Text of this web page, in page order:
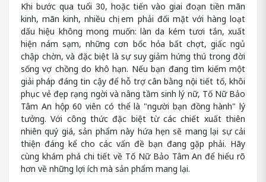
Khi bước qua tuổi 30, hoặc tiến vào giai đoạn tiền mãn
kinh, mãn kinh, nhiều chị em phải đối mặt với hàng loạt
dấu hiệu không mong muốn: làn da kém tươi tắn, xuất
hiện nám sạm, những cơn bốc hỏa bất chợt, giấc ngủ
chập chờn, và đặc biệt là sự suy giảm hứng thú trong đời
sống vợ chồng do khô hạn. Nếu bạn đang tìm kiếm một
giải pháp đáng tin cậy để hỗ trợ cân bằng nội tiết tố, khôi
phục vẻ đẹp rạng ngời và nâng tầm sinh lý nữ, Tố Nữ Bảo
Tâm An hộp 60 viên có thể là "người bạn đồng hành" lý
tưởng. Với công thức đặc biệt từ các chiết xuất thiên
nhiên quý giá, sản phẩm này hứa hẹn sẽ mang lại sự cải
thiện đáng kể cho các vấn đề bạn đang gặp phải. Hãy
cùng khám phá chi tiết về Tố Nữ Bảo Tâm An để hiểu rõ
hơn về những lợi ích mà sản phẩm mang lại.